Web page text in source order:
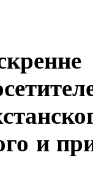
и